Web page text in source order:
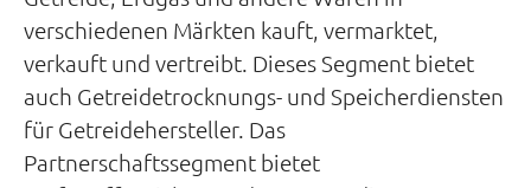
verschiedenen Märkten kauft, vermarktet,
verkauft und vertreibt. Dieses Segment bietet
auch Getreidetrocknungs- und Speicherdiensten
für Getreidehersteller. Das
Partnerschaftssegment bietet